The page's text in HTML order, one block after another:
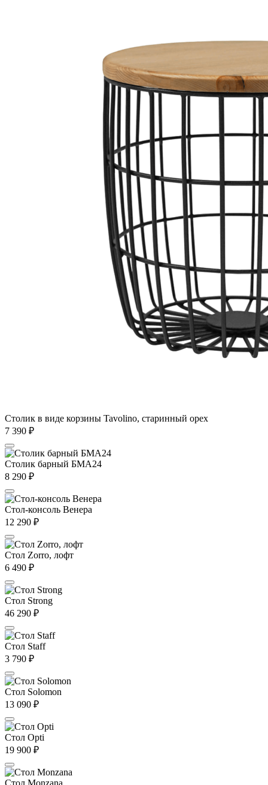
Столик в виде корзины Tavolino, старинный орех
7 390 ₽
Столик барный БМА24
8 290 ₽
Стол-консоль Венера
12 290 ₽
Стол Zorro, лофт
6 490 ₽
Стол Strong
46 290 ₽
Стол Staff
3 790 ₽
Стол Solomon
13 090 ₽
Стол Opti
19 900 ₽
Стол Monzana